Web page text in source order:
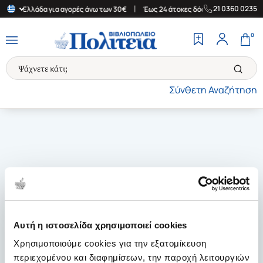
Αυτή η ιστοσελίδα χρησιμοποιεί cookies
Χρησιμοποιούμε cookies για την εξατομίκευση
περιεχομένου και διαφημίσεων, την παροχή λειτουργιών
Ελλάδα για αγορές άνω των 30€ | Έως 24 άτοκες δόσεις |
21 0360 0235
Σύνθετη Αναζήτηση
0